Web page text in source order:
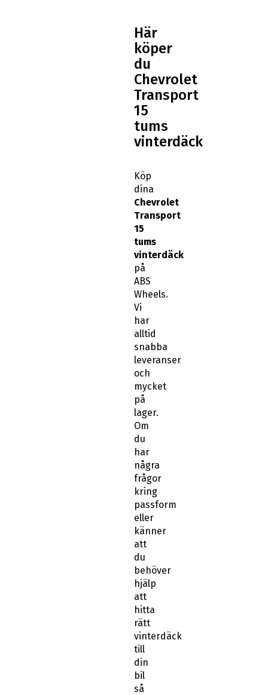
Här
köper
du
Chevrolet
Transport
15
tums
vinterdäck
Köp
dina
Chevrolet
Transport
15
tums
vinterdäck
på
ABS
Wheels.
Vi
har
alltid
snabba
leveranser
och
mycket
på
lager.
Om
du
har
några
frågor
kring
passform
eller
känner
att
du
behöver
hjälp
att
hitta
rätt
vinterdäck
till
din
bil
så